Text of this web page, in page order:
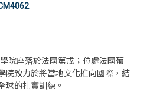
院座落於法國第戎；位處法國葡
院致力於將當地文化推向國際，結
球的扎實訓練。